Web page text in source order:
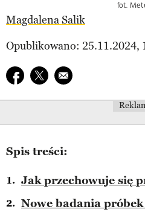
Polecane
fot.
Magdalena Salik
Opublikowano: 25.11.2024,
Udostępnij na facebook
Udostępnij na twitter
E-mail do
Spis treści:
Jak przechowuje się
Nowe badania próbek